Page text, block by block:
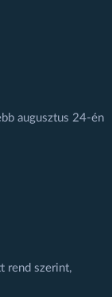
augusztus 24-én
rend szerint,